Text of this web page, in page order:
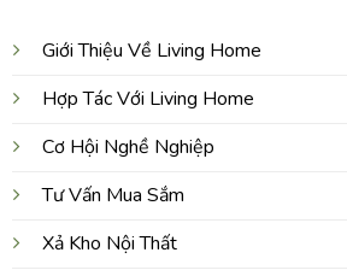
Giới Thiệu Về Living Home
Hợp Tác Với Living Home
Cơ Hội Nghề Nghiệp
Tư Vấn Mua Sắm
Xả Kho Nội Thất